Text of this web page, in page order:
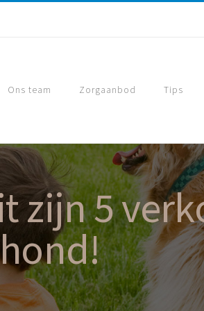
Ons team Zorgaanbod Tips
zijn 5